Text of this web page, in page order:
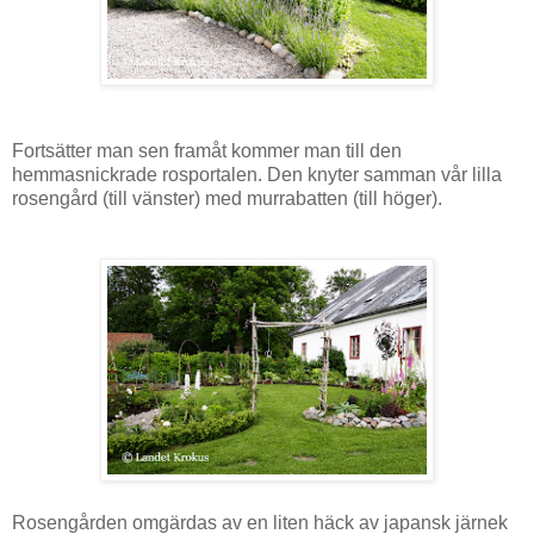
Fortsätter man sen framåt kommer man till den
hemmasnickrade rosportalen. Den knyter samman vår lilla
rosengård (till vänster) med murrabatten (till höger).
Rosengården omgärdas av en liten häck av japansk järnek